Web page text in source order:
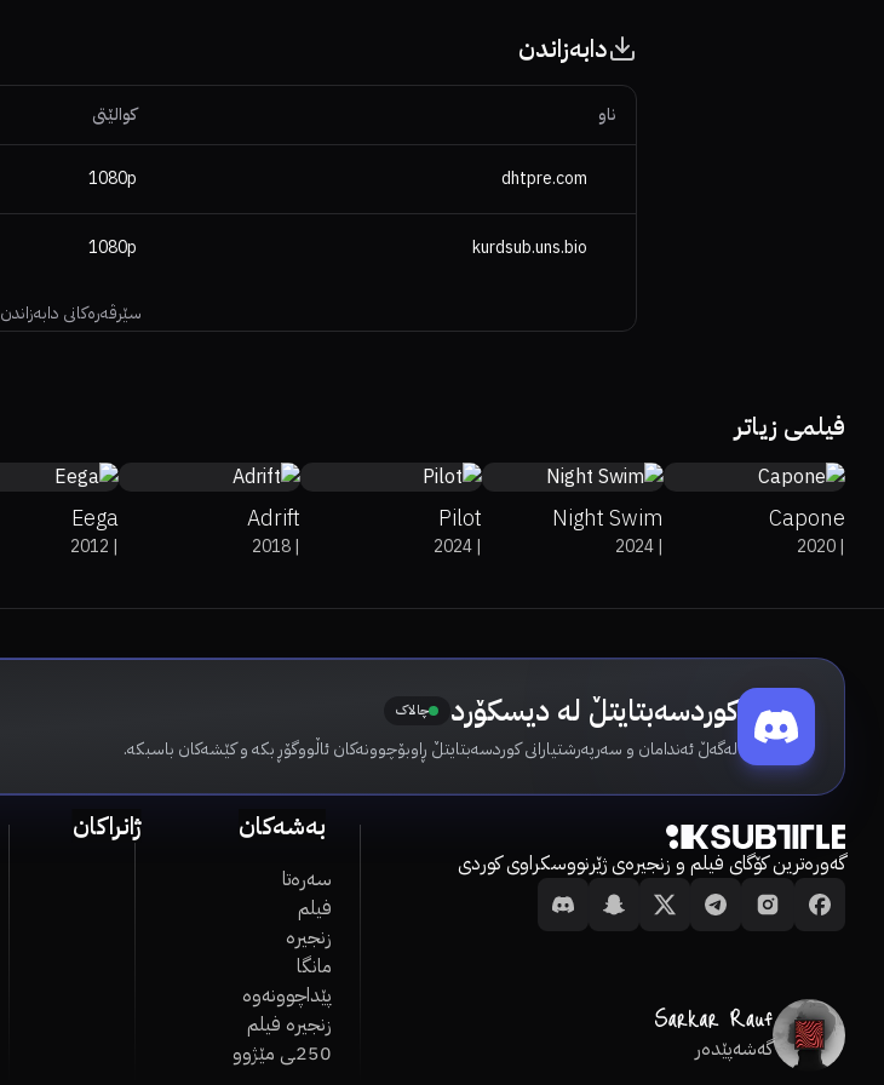
دابەزاندن
سێرڤەرەکانی دابەزاندن
ناو کوالێتی
dhtpre.com
1080p
kurdsub.uns.bio
1080p
فیلمی زیاتر
Capone
|
2020
Night Swim
|
2024
Pilot
|
2024
Adrift
|
2018
Eega
|
2012
کوردسەبتایتڵ لە دیسکۆرد چالاک
لەگەڵ ئەندامان و سەرپەرشتیارانی کوردسەبتایتڵ ڕاوبۆچوونەکان ئاڵووگۆڕ بکە و کێشەکان باسبکە.
گەورەترین کۆگای فیلم و زنجیرەی ژێرنووسکراوی کوردی
گەشەپێدەر
بەشەکان
سەرەتا
فیلم
زنجیرە
مانگا
پێداچوونەوە
زنجیرە فیلم
250ـی مێژوو
ژانراکان